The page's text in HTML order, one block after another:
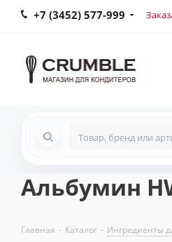
+7 (3452) 577-999
Альбумин
Главная - Каталог - Ингредиенты